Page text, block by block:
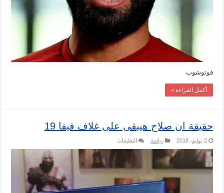
فوتوشوب
أكمل القراءة »
حقيقة ان صلاح هيبقى على غلاف فيفا 19
2 يوليو، 2018 رياضة التعليقات
صلاح
هيبقى
غلاف
فيفا